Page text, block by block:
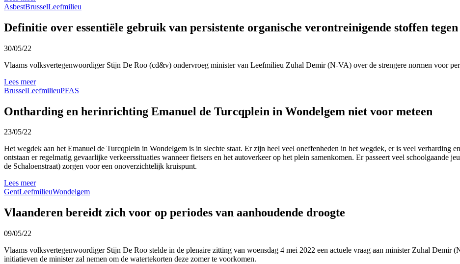
AsbestBrusselLeefmilieu
Definitie over essentiële gebruik van persistente organische verontreinigende stoffen
30/05/22
Vlaams volksvertegenwoordiger Stijn De Roo (cd&v) ondervroeg minister van Leefmilieu Zuhal Demir (N-VA) over de strengere normen voor
Lees meer
BrusselLeefmilieuPFAS
Ontharding en herinrichting Emanuel de Turcqplein in Wondelgem niet voor meteen
23/05/22
Het wegdek aan het Emanuel de Turcqplein in Wondelgem is in slechte staat. Er zijn heel veel oneffenheden in het wegdek, er is veel verharding
ontstaan er regelmatig gevaarlijke verkeerssituaties wanneer fietsers en het autoverkeer op het plein samenkomen. Er passeert veel schoolgaande
de Schaloenstraat) zorgen voor een onoverzichtelijk kruispunt.
Lees meer
GentLeefmilieuWondelgem
Vlaanderen bereidt zich voor op periodes van aanhoudende droogte
09/05/22
Vlaams volksvertegenwoordiger Stijn De Roo stelde in de plenaire zitting van woensdag 4 mei 2022 een actuele vraag aan minister Zuhal Demir
initiatieven de minister zal nemen om de watertekorten deze zomer te voorkomen.